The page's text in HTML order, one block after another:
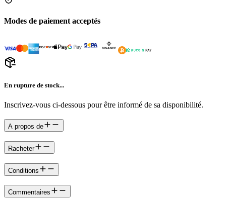
Modes de paiement acceptés
En rupture de stock...
Inscrivez-vous ci-dessous pour être informé de sa disponibilité.
A propos de
Racheter
Conditions
Commentaires